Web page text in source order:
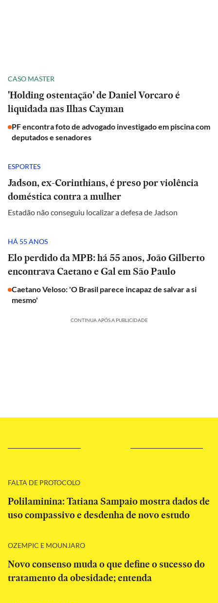
CASO MASTER
'Holding ostentação' de Daniel Vorcaro é
liquidada nas Ilhas Cayman
PF encontra foto de advogado investigado em piscina com
deputados e senadores
ESPORTES
Jadson, ex-Corinthians, é preso por violência
doméstica contra a mulher
Estadão não conseguiu localizar a defesa de Jadson
HÁ 55 ANOS
Elo perdido da MPB: há 55 anos, João Gilberto
encontrava Caetano e Gal em São Paulo
Caetano Veloso: 'O Brasil parece incapaz de salvar a si
mesmo'
CONTINUA APÓS A PUBLICIDADE
FALTA DE PROTOCOLO
Polilaminina: Tatiana Sampaio mostra dados de
uso compassivo e desdenha de novo estudo
OZEMPIC E MOUNJARO
Novo consenso muda o que define o sucesso do
tratamento da obesidade; entenda